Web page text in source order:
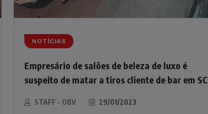
NOTÍCIAS
Empresário de salões de beleza de luxo é
suspeito de matar a tiros cliente de bar em SC
STAFF - OBV 29/01/2023